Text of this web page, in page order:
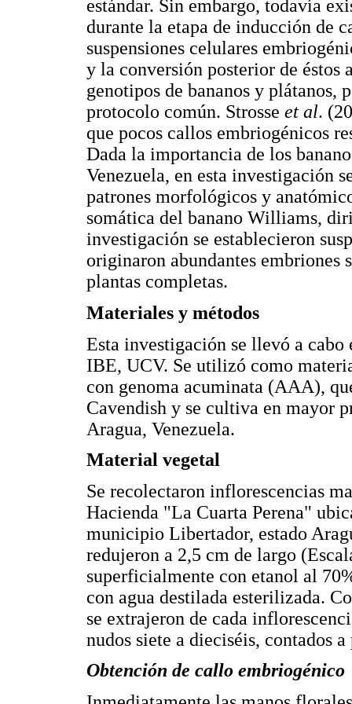
estándar. Sin embargo, todavía
durante la etapa de inducción de
suspensiones celulares
y la conversión posterior de éstos
genotipos de bananos y plátanos,
protocolo común. Strosse et al.
que pocos callos embriogénicos
Dada la importancia de los
Venezuela, en esta investigación
patrones morfológicos y
somática del banano Williams,
investigación se establecieron
originaron abundantes embriones
plantas completas.
Materiales y métodos
Esta investigación se llevó a
IBE, UCV. Se utilizó como
con genoma acuminata (AAA),
Cavendish y se cultiva en mayor
Aragua, Venezuela.
Material vegetal
Se recolectaron inflorescencias
Hacienda "La Cuarta Perena"
municipio Libertador, estado
redujeron a 2,5 cm de largo
superficialmente con etanol al
con agua destilada esterilizada.
se extrajeron de cada
nudos siete a dieciséis, contados
Obtención de callo embriogénico